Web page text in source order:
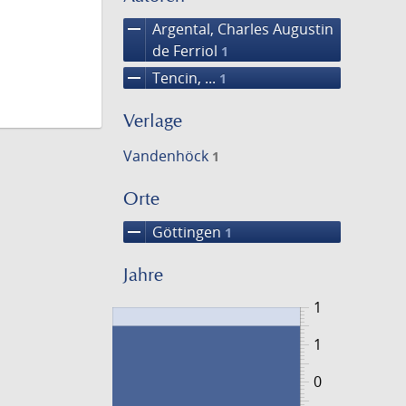
remove Argental, Charles Augustin
de Ferriol 1
remove Tencin, ... 1
Verlage
Vandenhöck 1
Orte
remove Göttingen 1
Jahre
1
0
1